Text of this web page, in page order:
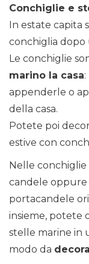
Conchiglie e
In estate capita
conchiglia dopo
Le conchiglie
marino la casa
appenderle o
della casa.
Potete poi
estive con
Nelle conchiglie
candele oppure
portacandele
insieme, potete
stelle marine in
modo da